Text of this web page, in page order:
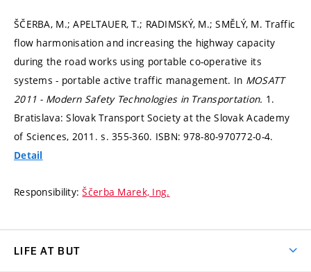
ŠČERBA, M.; APELTAUER, T.; RADIMSKÝ, M.; SMĚLÝ, M. Traffic
flow harmonisation and increasing the highway capacity
during the road works using portable co-operative its
systems - portable active traffic management. In MOSATT
2011 - Modern Safety Technologies in Transportation. 1.
Bratislava: Slovak Transport Society at the Slovak Academy
of Sciences, 2011.s. 355-360. ISBN: 978-80-970772-0-4.
Detail
Responsibility:Ščerba Marek, Ing.
LIFE AT BUT